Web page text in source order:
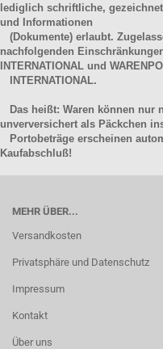
lediglich schriftliche,
und Informationen
(Dokumente) erlaubt.
nachfolgenden
INTERNATIONAL und
INTERNATIONAL.
Das heißt: Waren können nur
unverversichert als Päckchen
Portobeträge erscheinen
Kaufabschluß!
MEHR ÜBER...
Versandkosten
Privatsphäre und Datenschutz
Impressum
Kontakt
Über uns